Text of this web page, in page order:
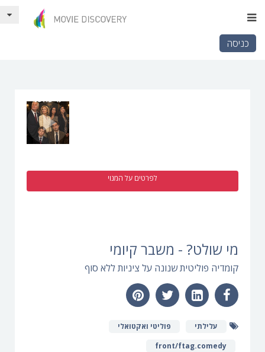
כניסה
לפרטים על המנוי
מי שולט? - משבר קיומי
קומדיה פוליטית שנונה על ציניות ללא סוף
עלילתי
פוליטי ואקטואלי
front/ftag.comedy